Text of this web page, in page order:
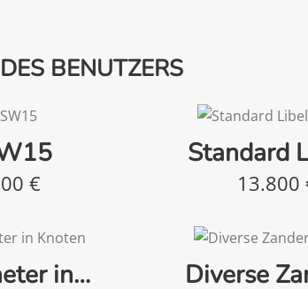
BENUTZERS
€
Standard
13.800
in… Diverse